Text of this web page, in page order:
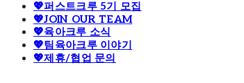
💖퍼스트크루 5기 모집
💖JOIN OUR TEAM
💖육아크루 소식
💖팀육아크루 이야기
💖제휴/협업 문의